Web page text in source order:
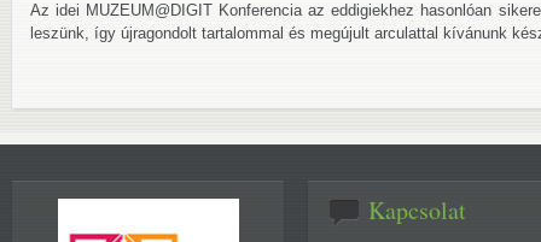
Az idei MUZEUM@DIGIT Konferencia az eddigiekhez hasonlóan
leszünk, így újragondolt tartalommal és megújult arculattal kívánunk
Kapcsolat